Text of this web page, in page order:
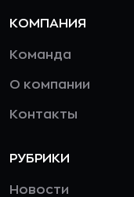
КОМПАНИЯ
Команда
О компании
Контакты
РУБРИКИ
Новости